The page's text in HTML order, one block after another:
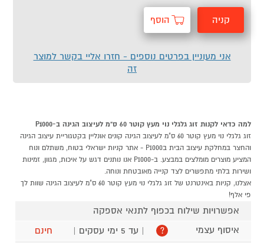
קניה הוסף
אני מעוניין בפרטים נוספים - חזרו אליי בקשר למוצר
זה
למה כדאי לקנות זוג גלגלי נוי מעץ קוטר 60 ס"מ לעיצוב הגינה ב-P1000
זוג גלגלי נוי מעץ קוטר 60 ס"מ לעיצוב הגינה קונים אונליין בקטגוריית עיצוב הגינה
והחצר במחלקת עיצוב הבית בP1000 - אתר קניות ישראלי בטוח, משתלם ונוח
המציע מוצרים מומלצים במבצע. ב-P1000 אנו נותנים דגש על איכות, מגוון, זמינות
ושירות בלתי מתפשרים לצד קנייה מאובטחת ונוחה.
אצלנו, קניות באינטרנט של זוג גלגלי נוי מעץ קוטר 60 ס"מ לעיצוב הגינה שוות לך
פי אלף!
אפשרויות שילוח בכפוף לתנאי אספקה
איסוף עצמי
? | עד 5 ימי עסקים |
חינם